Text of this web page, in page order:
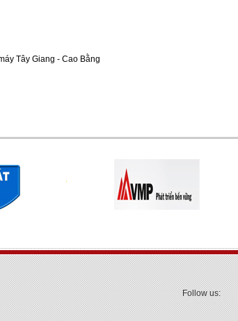
Tây Giang - Cao Bằng
Follow us: